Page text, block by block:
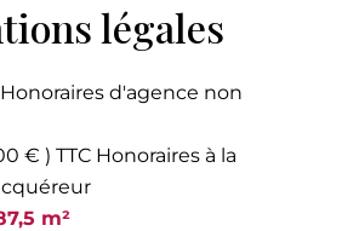
légales
d'agence non
€ ) TTC Honoraires à la
m²